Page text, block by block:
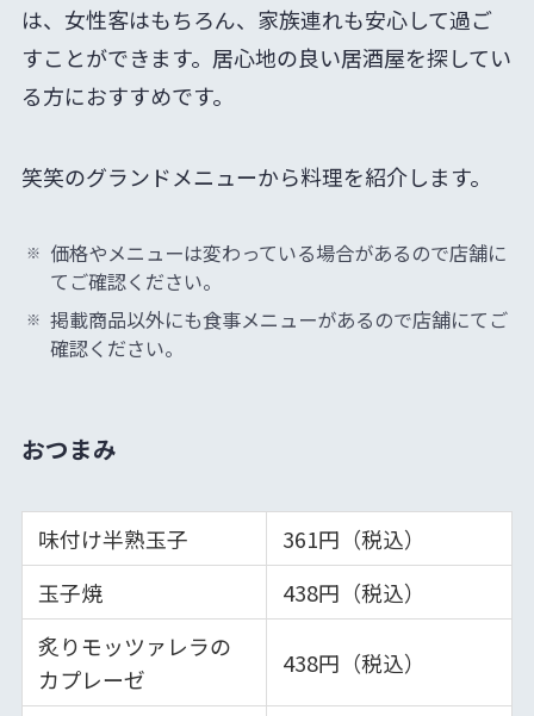
は、女性客はもちろん、家族連れも安心して過ご
すことができます。居心地の良い居酒屋を探してい
る方におすすめです。
笑笑のグランドメニューから料理を紹介します。
価格やメニューは変わっている場合があるので店舗に
てご確認ください。
掲載商品以外にも食事メニューがあるので店舗にてご
確認ください。
おつまみ
味付け半熟玉子
361円（税込）
玉子焼
438円（税込）
炙りモッツァレラの
カプレーゼ
438円（税込）